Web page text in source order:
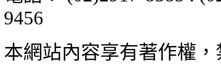
9456
本網站內容享有著作權